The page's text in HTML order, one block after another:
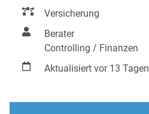
Versicherung
Berater
Controlling / Finanzen
Aktualisiert vor 13 Tagen